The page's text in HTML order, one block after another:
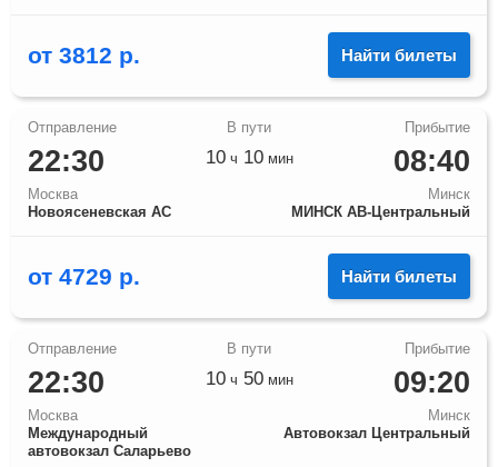
от 3812 р. Найти билеты
22:30
Москва
Новоясеневская АС
08:40
Минск
МИНСК АВ-Центральный
10ч 10мин
от 4729 р. Найти билеты
22:30
Москва
Международный
автовокзал Саларьево
09:20
Минск
Автовокзал Центральный
10ч 50мин